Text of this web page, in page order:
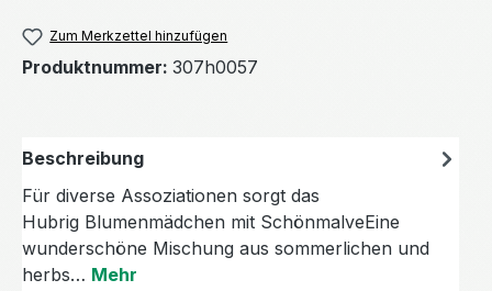
Zum Merkzettel hinzufügen
Produktnummer: 307h0057
Beschreibung
Für diverse Assoziationen sorgt das
Hubrig Blumenmädchen mit SchönmalveEine
wunderschöne Mischung aus sommerlichen und
herbs… Mehr